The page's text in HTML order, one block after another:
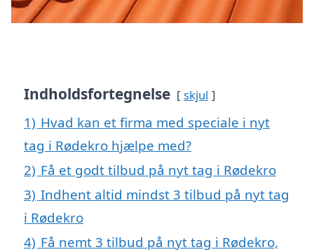
Indholdsfortegnelse skjul
1) Hvad kan et firma med speciale i nyt
tag i Rødekro hjælpe med?
2) Få et godt tilbud på nyt tag i Rødekro
3) Indhent altid mindst 3 tilbud på nyt tag
i Rødekro
4) Få nemt 3 tilbud på nyt tag i Rødekro,